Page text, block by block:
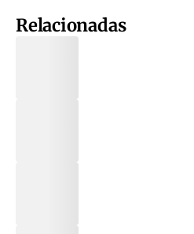
Relacionadas